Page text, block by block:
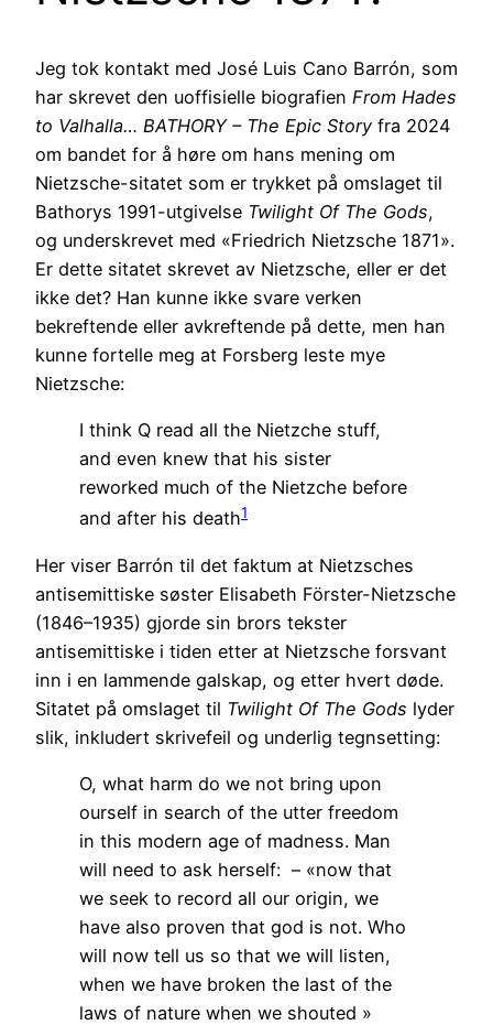
Jeg tok kontakt med José Luis Cano Barrón, som
har skrevet den uoffisielle biografien From Hades
to Valhalla… BATHORY – The Epic Story fra 2024
om bandet for å høre om hans mening om
Nietzsche-sitatet som er trykket på omslaget til
Bathorys 1991-utgivelse Twilight Of The Gods,
og underskrevet med «Friedrich Nietzsche 1871».
Er dette sitatet skrevet av Nietzsche, eller er det
ikke det? Han kunne ikke svare verken
bekreftende eller avkreftende på dette, men han
kunne fortelle meg at Forsberg leste mye
Nietzsche:
I think Q read all the Nietzche stuff,
and even knew that his sister
reworked much of the Nietzche before
and after his death1
Her viser Barrón til det faktum at Nietzsches
antisemittiske søster Elisabeth Förster-Nietzsche
(1846–1935) gjorde sin brors tekster
antisemittiske i tiden etter at Nietzsche forsvant
inn i en lammende galskap, og etter hvert døde.
Sitatet på omslaget til Twilight Of The Gods lyder
slik, inkludert skrivefeil og underlig tegnsetting:
O, what harm do we not bring upon
ourself in search of the utter freedom
in this modern age of madness. Man
will need to ask herself: – «now that
we seek to record all our origin, we
have also proven that god is not. Who
will now tell us so that we will listen,
when we have broken the last of the
laws of nature when we shouted »